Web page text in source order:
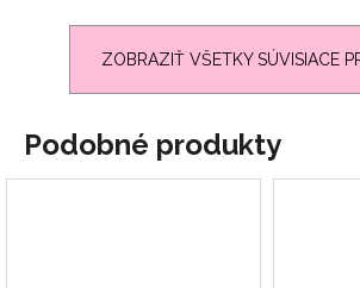
ZOBRAZIŤ VŠETKY SÚVISIACE
Podobné produkty